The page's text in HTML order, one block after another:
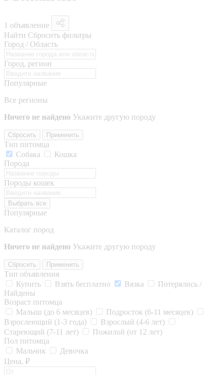
1 объявление
Найти Сбросить фильтры
Город / Область
Город, регион
Популярные
Все регионы
Ничего не найдено Укажите другую породу
Сбросить Применить
Тип питомца
Собака
Кошка
Порода
Породы кошек
Выбрать все
Популярные
Каталог пород
Ничего не найдено Укажите другую породу
Сбросить Применить
Тип объявления
Купить
Взять бесплатно Вязка
Потерялись /
Найдены
Возраст питомца
Малыш (до 6 месяцев)
Подросток (6-11 месяцев)
Взрослеющий (1-3 года)
Взрослый (4-6 лет)
Стареющий (7-11 лет)
Пожилой (от 12 лет)
Пол питомца
Мальчик
Девочка
Цена, ₽